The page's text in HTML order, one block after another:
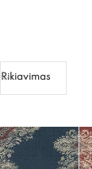
Rikiavimas